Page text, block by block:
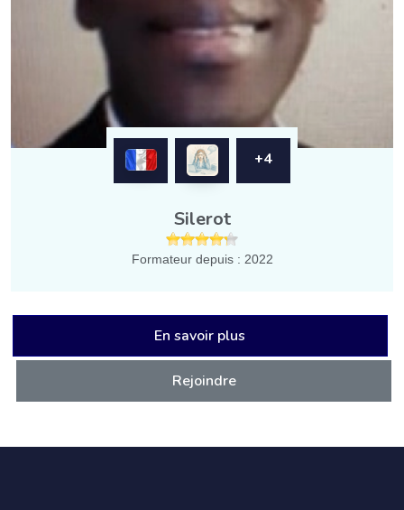
+4
Silerot
Formateur depuis : 2022
En savoir plus
Rejoindre